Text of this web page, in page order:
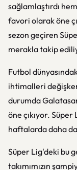
sağlamlaştırdı
favori olarak öne
sezon geçiren
merakla takip
Futbol
ihtimalleri
durumda
öne çıkıyor.
haftalarda daha
Süper Lig'deki bu
takımımızın